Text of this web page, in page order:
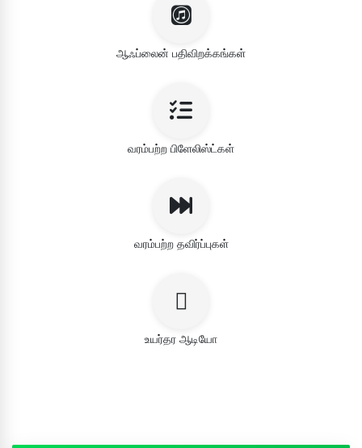
ஆஃப்லைன் பதிவிறக்கங்கள்
வரம்பற்ற பிளேலிஸ்ட்கள்
வரம்பற்ற தவிர்ப்புகள்
உயர்தர ஆடியோ